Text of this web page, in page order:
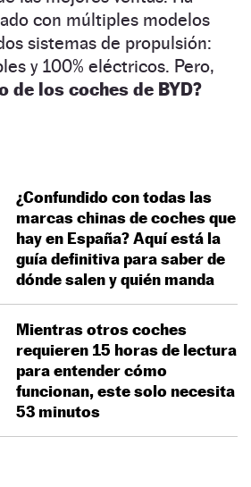
con múltiples modelos
sistemas de propulsión:
y 100% eléctricos. Pero,
de los coches de BYD?
¿Confundido con todas las
marcas chinas de coches que
hay en España? Aquí está la
guía definitiva para saber de
dónde salen y quién manda
Mientras otros coches
requieren 15 horas de lectura
para entender cómo
funcionan, este solo necesita
53 minutos